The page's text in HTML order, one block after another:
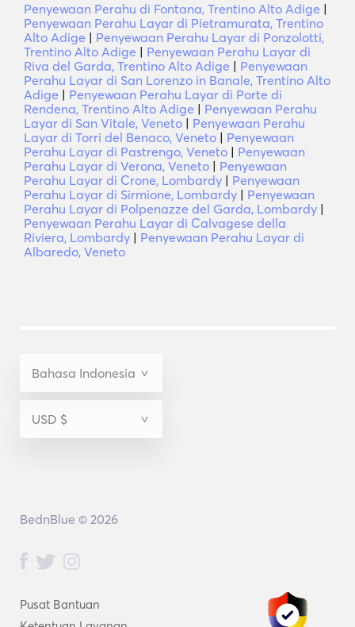
Penyewaan Perahu di Fontana, Trentino Alto Adige |
Penyewaan Perahu Layar di Pietramurata, Trentino
Alto Adige | Penyewaan Perahu Layar di Ponzolotti,
Trentino Alto Adige | Penyewaan Perahu Layar di
Riva del Garda, Trentino Alto Adige | Penyewaan
Perahu Layar di San Lorenzo in Banale, Trentino Alto
Adige | Penyewaan Perahu Layar di Porte di
Rendena, Trentino Alto Adige | Penyewaan Perahu
Layar di San Vitale, Veneto | Penyewaan Perahu
Layar di Torri del Benaco, Veneto | Penyewaan
Perahu Layar di Pastrengo, Veneto | Penyewaan
Perahu Layar di Verona, Veneto | Penyewaan
Perahu Layar di Crone, Lombardy | Penyewaan
Perahu Layar di Sirmione, Lombardy | Penyewaan
Perahu Layar di Polpenazze del Garda, Lombardy |
Penyewaan Perahu Layar di Calvagese della
Riviera, Lombardy | Penyewaan Perahu Layar di
Albaredo, Veneto
Pusat Bantuan
BednBlue © 2026